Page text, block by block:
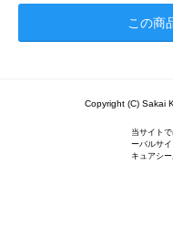
この商
Copyright (C) Sakai
当サイト
ーバルサ
キュアシ